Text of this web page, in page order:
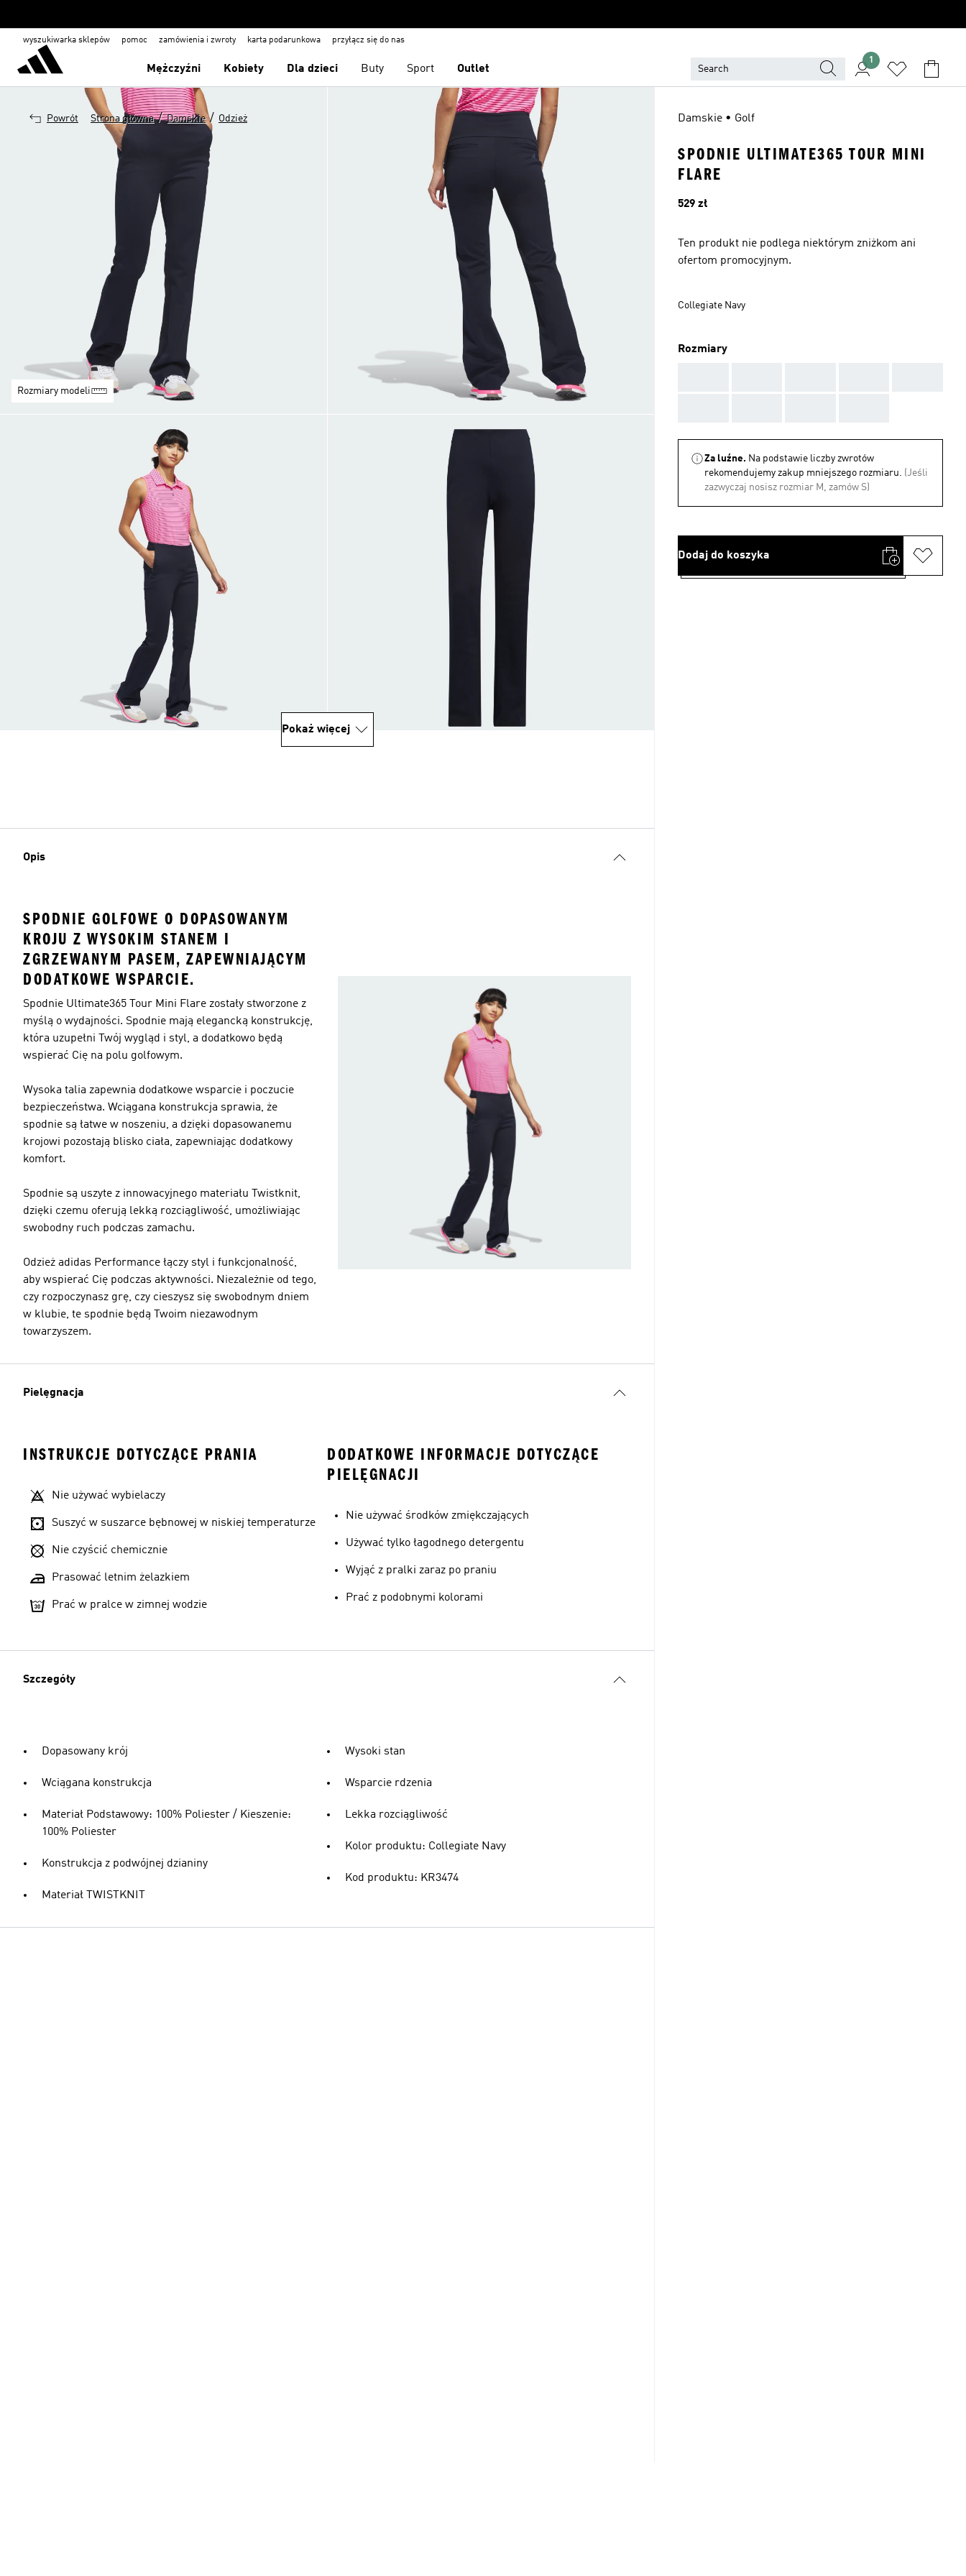
wyszukiwarka sklepów pomoc zamówienia i zwroty karta podarunkowa przyłącz się do nas
Mężczyźni Kobiety Dla dzieci Buty Sport Outlet
1
Powrót Strona główna / Damskie / Odzież
Rozmiary modeli
Pokaż więcej
Opis
SPODNIE GOLFOWE O DOPASOWANYM
KROJU Z WYSOKIM STANEM I
ZGRZEWANYM PASEM, ZAPEWNIAJĄCYM
DODATKOWE WSPARCIE.
Spodnie Ultimate365 Tour Mini Flare zostały stworzone z
myślą o wydajności. Spodnie mają elegancką konstrukcję,
która uzupełni Twój wygląd i styl, a dodatkowo będą
wspierać Cię na polu golfowym.
Wysoka talia zapewnia dodatkowe wsparcie i poczucie
bezpieczeństwa. Wciągana konstrukcja sprawia, że
spodnie są łatwe w noszeniu, a dzięki dopasowanemu
krojowi pozostają blisko ciała, zapewniając dodatkowy
komfort.
Spodnie są uszyte z innowacyjnego materiału Twistknit,
dzięki czemu oferują lekką rozciągliwość, umożliwiając
swobodny ruch podczas zamachu.
Odzież adidas Performance łączy styl i funkcjonalność,
aby wspierać Cię podczas aktywności. Niezależnie od tego,
czy rozpoczynasz grę, czy cieszysz się swobodnym dniem
w klubie, te spodnie będą Twoim niezawodnym
towarzyszem.
Pielęgnacja
INSTRUKCJE DOTYCZĄCE PRANIA
Nie używać wybielaczy
Suszyć w suszarce bębnowej w niskiej temperaturze
Nie czyścić chemicznie
Prasować letnim żelazkiem
Prać w pralce w zimnej wodzie
DODATKOWE INFORMACJE DOTYCZĄCE
PIELĘGNACJI
Nie używać środków zmiękczających
Używać tylko łagodnego detergentu
Wyjąć z pralki zaraz po praniu
Prać z podobnymi kolorami
Szczegóły
Dopasowany krój
Wciągana konstrukcja
Materiał Podstawowy: 100% Poliester / Kieszenie:
100% Poliester
Konstrukcja z podwójnej dzianiny
Materiał TWISTKNIT
Wysoki stan
Wsparcie rdzenia
Lekka rozciągliwość
Kolor produktu: Collegiate Navy
Kod produktu: KR3474
Damskie • Golf
SPODNIE ULTIMATE365 TOUR MINI
FLARE
Cena
529 zł
Ten produkt nie podlega niektórym zniżkom ani
ofertom promocyjnym.
Collegiate Navy
Rozmiary
Za luźne. Na podstawie liczby zwrotów
rekomendujemy zakup mniejszego rozmiaru. (Jeśli
zazwyczaj nosisz rozmiar M, zamów S)
Dodaj do koszyka